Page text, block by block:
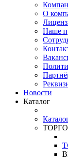
О
Наше
Новости
Каталог